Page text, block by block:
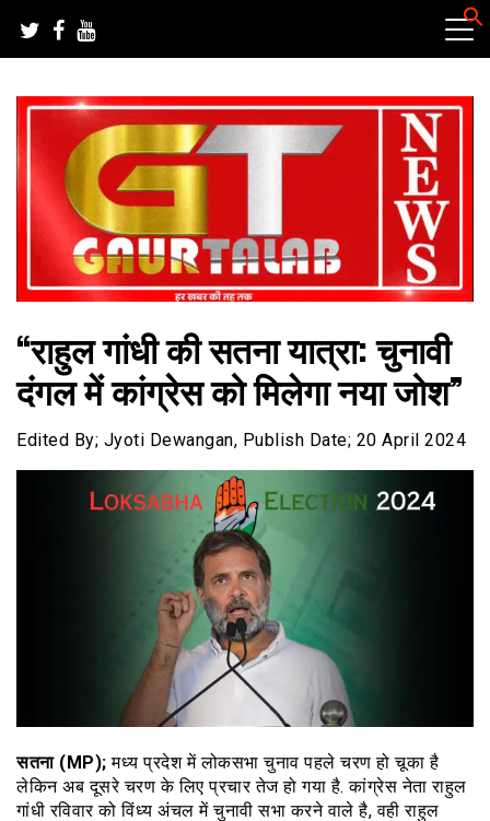
content
गौरतलब न्यूज
“राहुल गांधी की सतना यात्रा: चुनावी
दंगल में कांग्रेस को मिलेगा नया जोश”
Edited By; Jyoti Dewangan, Publish Date; 20 April 2024
सतना (MP);मध्य प्रदेश में लोकसभा चुनाव पहले चरण हो चूका है
लेकिन अब दूसरे चरण के लिए प्रचार तेज हो गया है. कांग्रेस नेता राहुल
गांधी रविवार को विंध्य अंचल में चुनावी सभा करने वाले है, वही राहुल